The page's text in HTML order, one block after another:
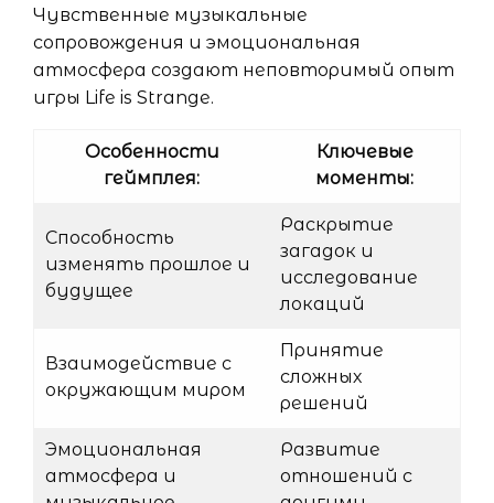
Чувственные музыкальные
сопровождения и эмоциональная
атмосфера создают неповторимый опыт
игры Life is Strange.
Особенности
геймплея:
Ключевые
моменты:
Способность
изменять прошлое и
будущее
Раскрытие
загадок и
исследование
локаций
Взаимодействие с
окружающим миром
Принятие
сложных
решений
Эмоциональная
атмосфера и
Развитие
отношений с